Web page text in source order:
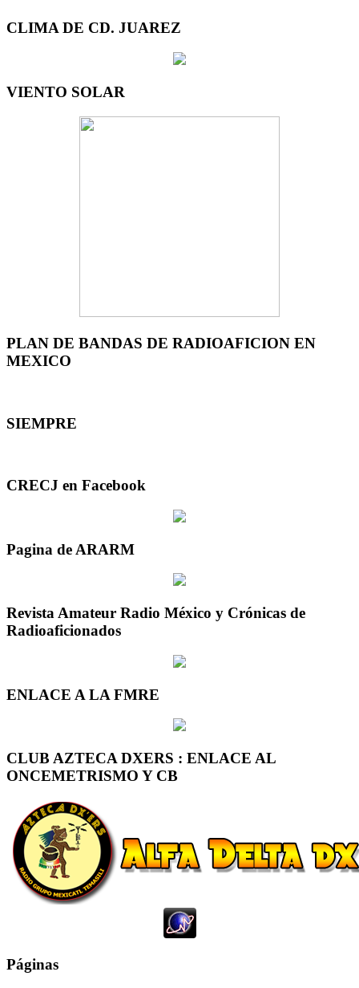
CLIMA DE CD. JUAREZ
VIENTO SOLAR
PLAN DE BANDAS DE RADIOAFICION EN
MEXICO
SIEMPRE
CRECJ en Facebook
Pagina de ARARM
Revista Amateur Radio México y Crónicas de
Radioaficionados
ENLACE A LA FMRE
CLUB AZTECA DXERS : ENLACE AL
ONCEMETRISMO Y CB
Páginas